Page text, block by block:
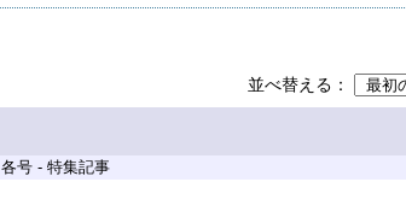
並べ替える
各号 - 特集記事